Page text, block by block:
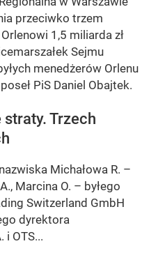
przeciwko trzem
1,5 miliarda zł
Sejmu
menedżerów Orlenu
PiS Daniel Obajtek.
Trzech
Michałowa R. –
Marcina O. – byłego
Switzerland GmbH
dyrektora
i OTS...